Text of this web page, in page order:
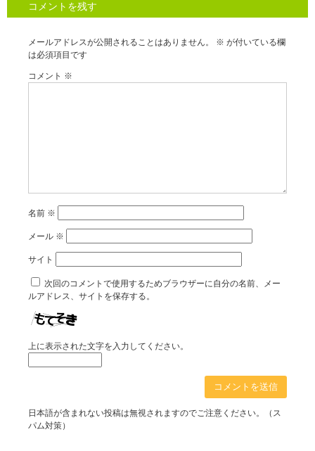
コメントを残す
メールアドレスが公開されることはありません。 ※ が付いている欄
は必須項目です
コメント ※
名前 ※
メール ※
サイト
次回のコメントで使用するためブラウザーに自分の名前、メー
ルアドレス、サイトを保存する。
上に表示された文字を入力してください。
日本語が含まれない投稿は無視されますのでご注意ください。（ス
パム対策）